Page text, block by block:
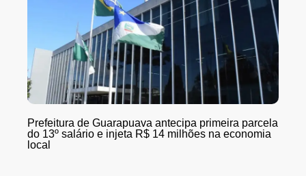
Prefeitura de Guarapuava antecipa primeira parcela
do 13º salário e injeta R$ 14 milhões na economia
local